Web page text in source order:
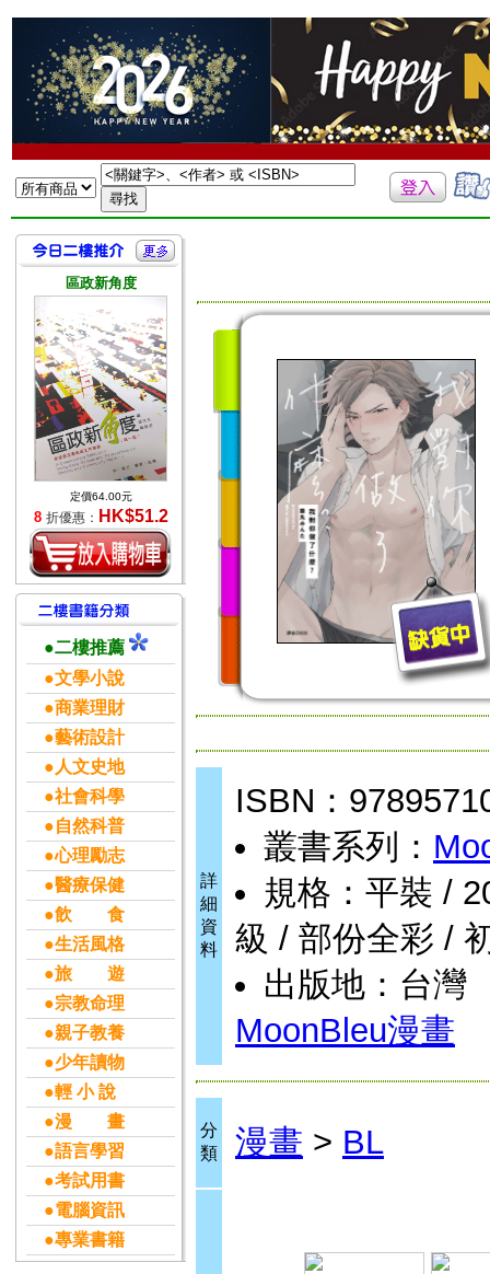
區政新角度
定價64.00元
8 折優惠： HK$51.2
●二樓推薦
●文學小說
●商業理財
●藝術設計
●人文史地
●社會科學
●自然科普
●心理勵志
●醫療保健
●飲 食
●生活風格
●旅 遊
●宗教命理
●親子教養
●少年讀物
●輕 小 說
●漫 畫
●語言學習
●考試用書
●電腦資訊
●專業書籍
詳
細
資
料
ISBN：
叢書系列：
規格：平裝 /
級 / 部份全彩 /
出版地：台灣
MoonBleu漫畫
分
類
漫畫 > BL